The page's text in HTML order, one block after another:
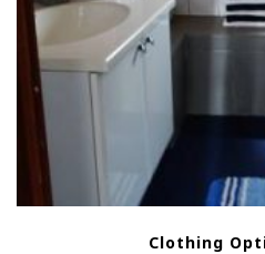
Clothing